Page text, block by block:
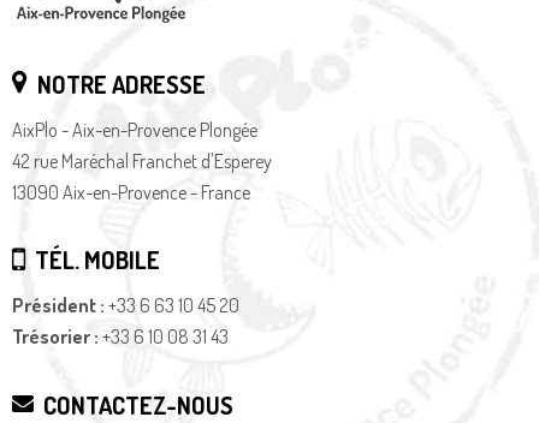
NOTRE ADRESSE
AixPlo - Aix-en-Provence Plongée
42 rue Maréchal Franchet d'Esperey
13090 Aix-en-Provence - France
TÉL. MOBILE
Président : +33 6 63 10 45 20
Trésorier : +33 6 10 08 31 43
CONTACTEZ-NOUS